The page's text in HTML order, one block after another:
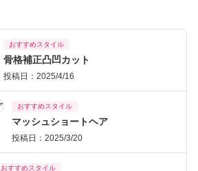
おすすめスタイル
骨格補正凸凹カット
投稿日：2025/4/16
おすすめスタイル
マッシュショートヘア
投稿日：2025/3/20
おすすめスタイル